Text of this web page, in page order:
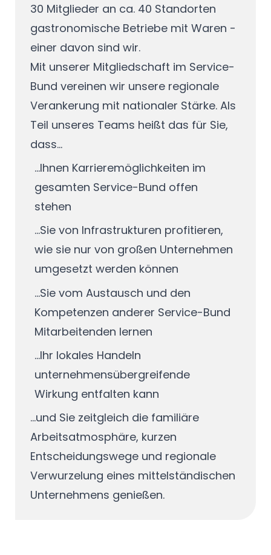
30 Mitglieder an ca. 40 Standorten
gastronomische Betriebe mit Waren -
einer davon sind wir.
Mit unserer Mitgliedschaft im Service-
Bund vereinen wir unsere regionale
Verankerung mit nationaler Stärke. Als
Teil unseres Teams heißt das für Sie,
dass...
...Ihnen Karrieremöglichkeiten im
gesamten Service-Bund offen
stehen
...Sie von Infrastrukturen profitieren,
wie sie nur von großen Unternehmen
umgesetzt werden können
...Sie vom Austausch und den
Kompetenzen anderer Service-Bund
Mitarbeitenden lernen
...Ihr lokales Handeln
unternehmensübergreifende
Wirkung entfalten kann
...und Sie zeitgleich die familiäre
Arbeitsatmosphäre, kurzen
Entscheidungswege und regionale
Verwurzelung eines mittelständischen
Unternehmens genießen.